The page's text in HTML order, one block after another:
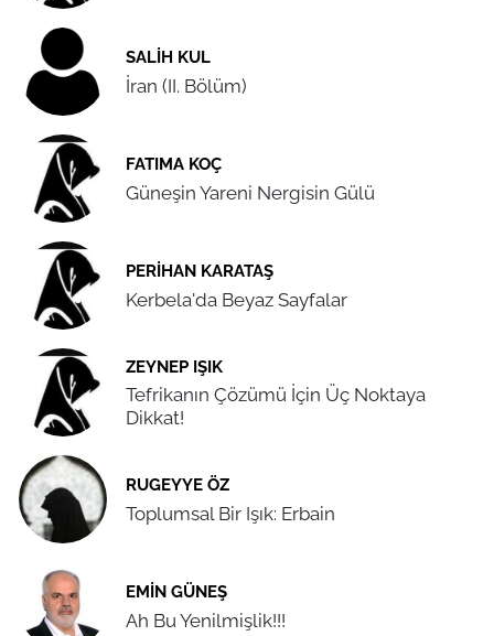
SALIH KUL
İran (II. Bölüm)
FATIMA KOÇ
Güneşin Yareni Nergisin Gülü
PERIHAN KARATAŞ
Kerbela'da Beyaz Sayfalar
ZEYNEP IŞIK
Tefrikanın Çözümü İçin Üç Noktaya
Dikkat!
RUGEYYE ÖZ
Toplumsal Bir Işık: Erbain
EMIN GÜNEŞ
Ah Bu Yenilmişlik!!!